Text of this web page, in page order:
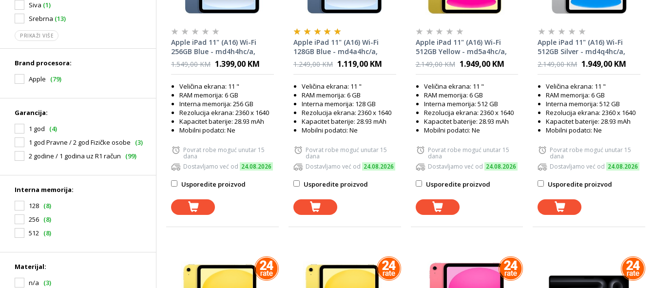
Siva (1)
Srebrna (13)
PRIKAŽI VIŠE
Brand procesora:
Apple
(79)
Garancija:
1 god
(4)
1 god Pravne / 2 god Fizičke osobe
(3)
2 godine / 1 godina uz R1 račun
(99)
Interna memorija:
128 (8)
256 (8)
512 (8)
Materijal:
n/a
(3)
Apple iPad 11" (A16) Wi-Fi
256GB Blue - md4h4hc/a,
tablet
1.549,00 KM 1.399,00 KM
Veličina ekrana: 11 "
RAM memorija: 6 GB
Interna memorija: 256 GB
Rezolucija ekrana: 2360 x 1640
Kapacitet baterije: 28.93 mAh
Mobilni podatci: Ne
Povrat robe moguć unutar 15
dana
Dostavljamo već od 24.08.2026
Usporedite proizvod
Apple iPad 11" (A16) Wi-Fi
128GB Blue - md4a4hc/a,
tablet
1.249,00 KM 1.119,00 KM
Veličina ekrana: 11 "
RAM memorija: 6 GB
Interna memorija: 128 GB
Rezolucija ekrana: 2360 x 1640
Kapacitet baterije: 28.93 mAh
Mobilni podatci: Ne
Povrat robe moguć unutar 15
dana
Dostavljamo već od 24.08.2026
Usporedite proizvod
Apple iPad 11" (A16) Wi-Fi
512GB Yellow - md5a4hc/a,
tablet
2.149,00 KM 1.949,00 KM
Veličina ekrana: 11 "
RAM memorija: 6 GB
Interna memorija: 512 GB
Rezolucija ekrana: 2360 x 1640
Kapacitet baterije: 28.93 mAh
Mobilni podatci: Ne
Povrat robe moguć unutar 15
dana
Dostavljamo već od 24.08.2026
Usporedite proizvod
Apple iPad 11" (A16) Wi-Fi
512GB Silver - md4q4hc/a,
tablet
2.149,00 KM 1.949,00 KM
Veličina ekrana: 11 "
RAM memorija: 6 GB
Interna memorija: 512 GB
Rezolucija ekrana: 2360 x 1640
Kapacitet baterije: 28.93 mAh
Mobilni podatci: Ne
Povrat robe moguć unutar 15
dana
Dostavljamo već od 24.08.2026
Usporedite proizvod